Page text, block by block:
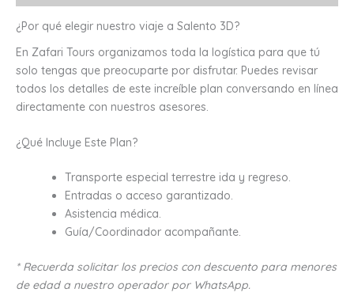
¿Por qué elegir nuestro viaje a Salento 3D?
En Zafari Tours organizamos toda la logística para que tú
solo tengas que preocuparte por disfrutar. Puedes revisar
todos los detalles de este increíble plan conversando en línea
directamente con nuestros asesores.
¿Qué Incluye Este Plan?
Transporte especial terrestre ida y regreso.
Entradas o acceso garantizado.
Asistencia médica.
Guía/Coordinador acompañante.
* Recuerda solicitar los precios con descuento para menores
de edad a nuestro operador por WhatsApp.